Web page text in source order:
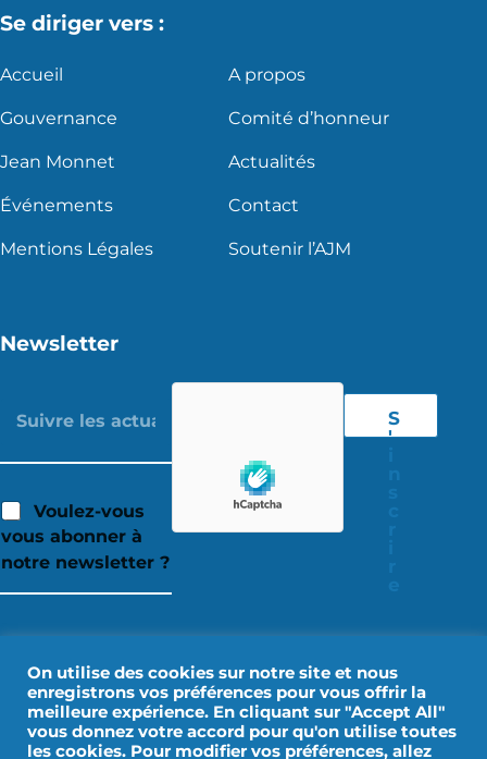
Se diriger vers :
Accueil A propos
Gouvernance Comité d’honneur
Jean Monnet Actualités
Événements Contact
Mentions Légales Soutenir l’AJM
Newsletter
Voulez-vous
vous abonner à
notre newsletter ?
S
'
On utilise des cookies sur notre site et nous
enregistrons vos préférences pour vous offrir la
meilleure expérience. En cliquant sur "Accept All"
vous donnez votre accord pour qu'on utilise toutes
les cookies. Pour modifier vos préférences, allez